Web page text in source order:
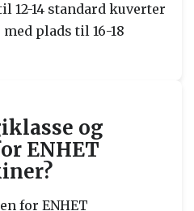
12-14 standard kuverter
plads til 16-18
og
ENHET
for ENHET